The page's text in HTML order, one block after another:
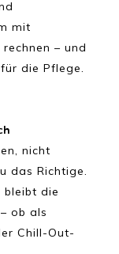
mit
– und
die Pflege.
nicht
das Richtige.
bleibt die
ob als
Chill-Out-